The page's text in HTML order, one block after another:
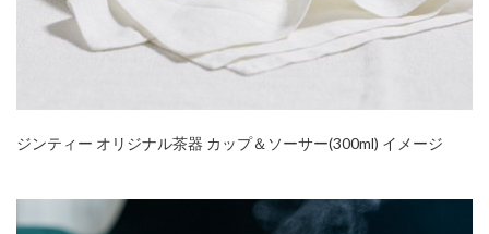
ジンティー オリジナル茶器 カップ＆ソーサー(300ml) イメージ